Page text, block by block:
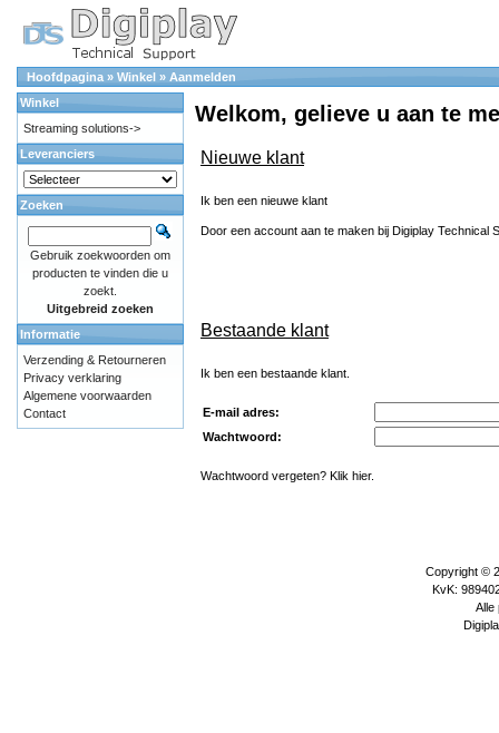
Hoofdpagina » Winkel » Aanmelden
Welkom, gelieve u aan te
Nieuwe klant
Ik ben een nieuwe klant
Door een account aan te maken bij Digiplay Technical
Bestaande klant
Ik ben een bestaande klant.
E-mail adres:
Wachtwoord:
Wachtwoord vergeten? Klik hier.
Winkel
Streaming solutions->
Leveranciers
Zoeken
Gebruik zoekwoorden om
producten te vinden die u
zoekt.
Uitgebreid zoeken
Informatie
Verzending & Retourneren
Privacy verklaring
Algemene voorwaarden
Contact
Copyright ©
KvK:
Alle